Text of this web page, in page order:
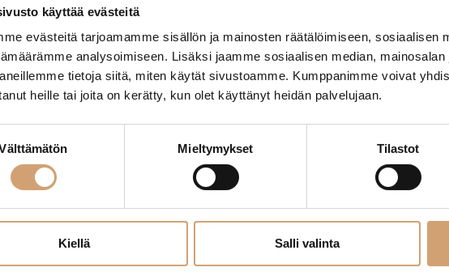
käyttää evästeitä
evästeitä tarjoamamme sisällön ja mainosten räätälöimiseen, sosiaalisen
analysoimiseen. Lisäksi jaamme sosiaalisen median,
tietoja siitä, miten käytät sivustoamme. Kumppanimme voivat
heille tai joita on kerätty, kun olet käyttänyt heidän palvelujaan.
Mieltymykset Tilastot
Kiellä Salli valinta
palvelija. Valmistaja myöntää Skeppshultin tuotteille 25 vuoden takuun!